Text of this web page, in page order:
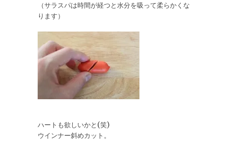
（サラスパは時間が経つと水分を吸って柔らかくな
ります）
ハートも欲しいかと(笑)
ウインナー斜めカット。